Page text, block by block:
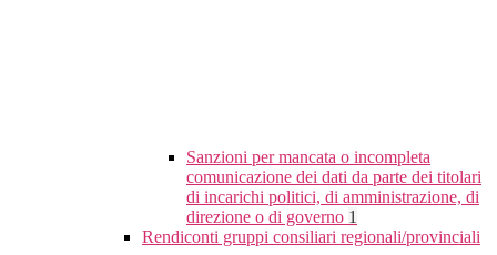
Sanzioni per mancata o incompleta
comunicazione dei dati da parte dei titolari
di incarichi politici, di amministrazione, di
direzione o di governo 1
Rendiconti gruppi consiliari regionali/provinciali